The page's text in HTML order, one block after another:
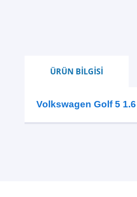
ÜRÜN BİLGİSİ
Volkswagen Golf 5